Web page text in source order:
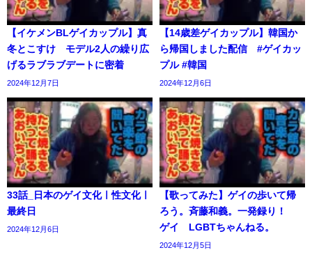
【イケメンBLゲイカップル】真
冬とこすけ モデル2人の繰り広
げるラブラブデートに密着
2024年12月7日
【14歳差ゲイカップル】韓国か
ら帰国しました配信 #ゲイカッ
プル #韓国
2024年12月6日
33話_日本のゲイ文化ㅣ性文化ㅣ
最終日
2024年12月6日
【歌ってみた】ゲイの歩いて帰
ろう。斉藤和義。一発録り！
ゲイ LGBTちゃんねる。
2024年12月5日